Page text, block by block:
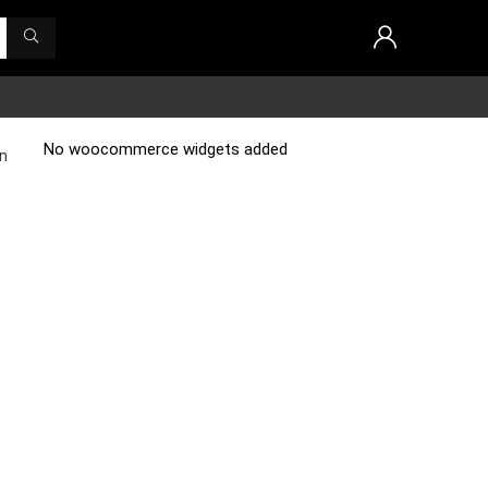
No woocommerce widgets added